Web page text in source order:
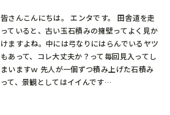
皆さんこんにちは。 エンタです。 田舎道を走
っていると、古い玉石積みの擁壁ってよく見か
けますよね。中には弓なりにはらんでいるヤツ
もあって、コレ大丈夫か？って毎回見入ってし
まいますｗ 先人が一個ずつ積み上げた石積み
って、景観としてはイイんです…